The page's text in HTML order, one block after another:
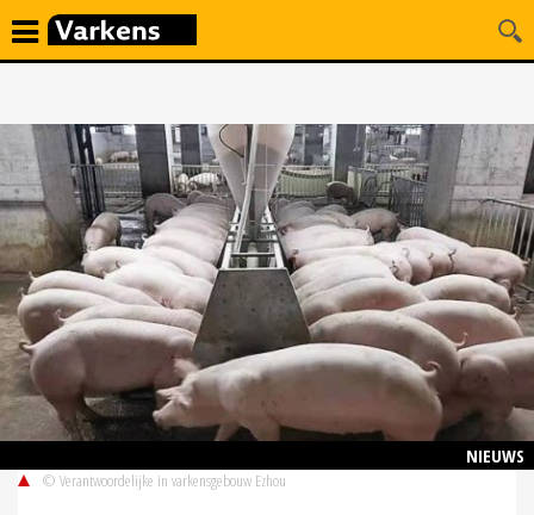
NIEUWS
© Verantwoordelijke in varkensgebouw Ezhou